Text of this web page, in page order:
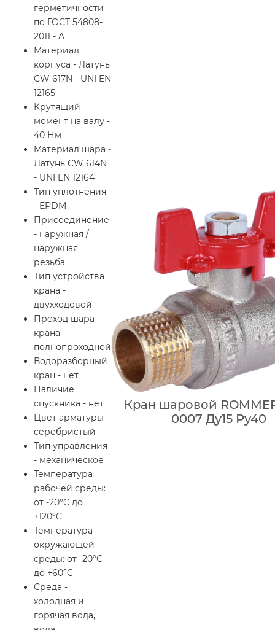
герметичности
по ГОСТ 54808-
2011 - A
Материал
корпуса - Латунь
CW 617N - UNI EN
12165
Крутящий
момент на валу -
40 Нм
Материал шара -
Латунь CW 614N
- UNI EN 12164
Тип уплотнения
- EPDM
Присоединение
- наружная /
наружная
резьба
Тип устройства
крана -
двухходовой
Проход шара
крана -
полнопроходной
Водоразборный
кран - нет
Наличие
спускника - нет
Цвет арматуры -
серебристый
Тип управления
- механическое
Температура
рабочей среды:
от -20°C до
+120°C
Температура
окружающей
среды: от -20°C
до +60°C
Среда -
холодная и
горячая вода,
Кран шаровой
0007 Ду15 Ру40